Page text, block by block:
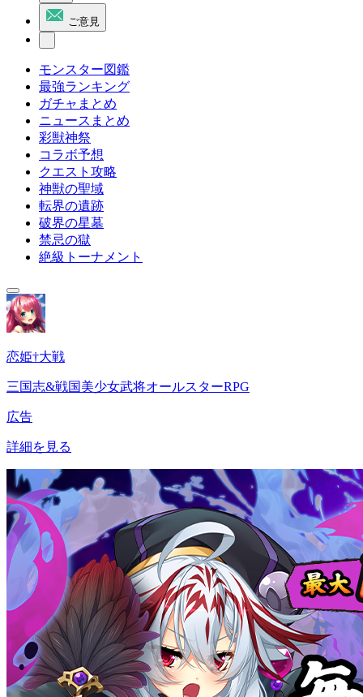
ご意見
モンスター図鑑
最強ランキング
ガチャまとめ
ニュースまとめ
彩獣神祭
コラボ予想
クエスト攻略
神獣の聖域
転界の遺跡
破界の星墓
禁忌の獄
絶級トーナメント
恋姫†大戦
三国志&戦国美少女武将オールスターRPG
広告
詳細を見る